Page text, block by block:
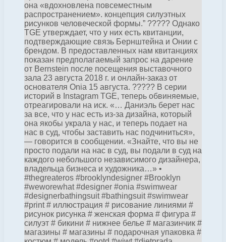
она «вдохновлена ​​повсеместным
распространением». концепция силуэтных
рисунков человеческой формы.” ????? Однако
TGE утверждает, что у них есть квитанции,
подтверждающие связь Бернштейна и Онии с
брендом. В предоставленных нам квитанциях
показан предполагаемый запрос на дарение
от Bernstein после посещения выставочного
зала 23 августа 2018 г. и онлайн-заказ от
основателя Onia 15 августа. ????? В серии
историй в Instagram TGE, теперь обвиняемые,
отреагировали на иск. «… Даниэль берет нас
за все, что у нас есть из-за дизайна, который
она якобы украла у нас, и теперь подает на
нас в суд, чтобы заставить нас подчиниться»,
— говорится в сообщении. «Знайте, что вы не
просто подали на нас в суд, вы подали в суд на
каждого небольшого независимого дизайнера,
владельца бизнеса и художника…» •
#thegreateros #brooklyndesigner #Brooklyn
#weworewhat #designer #onia #swimwear
#designerbathingsuit #bathingsuit #swimwear
#print # иллюстрация # рисование линиями #
рисунок рисунка # женская форма # фигура #
силуэт # бикини # нижнее белье # магазинчик #
магазины # магазины # подарочная упаковка #